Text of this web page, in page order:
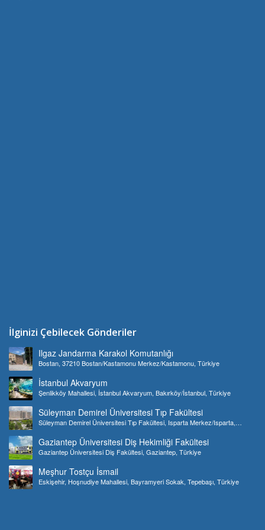
İlginizi Çebilecek Gönderiler
Ilgaz Jandarma Karakol Komutanlığı
Bostan, 37210 Bostan/Kastamonu Merkez/Kastamonu, Türkiye
İstanbul Akvaryum
Şenlikköy Mahallesi, İstanbul Akvaryum, Bakırköy/İstanbul, Türkiye
Süleyman Demirel Üniversitesi Tıp Fakültesi
Süleyman Demirel Üniversitesi Tıp Fakültesi, Isparta Merkez/Isparta,
Gaziantep Üniversitesi Diş Hekimliği Fakültesi
Gaziantep Üniversitesi Diş Fakültesi, Gaziantep, Türkiye
Meşhur Tostçu İsmail
Eskişehir, Hoşnudiye Mahallesi, Bayramyeri Sokak, Tepebaşı, Türkiye